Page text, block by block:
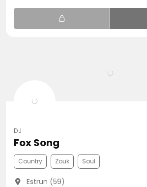
DJ
Fox Song
Country Zouk Soul
Estrun (59)